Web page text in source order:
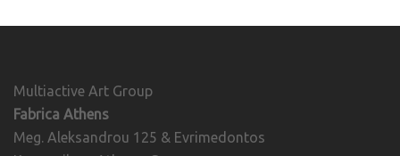
Multiactive Art Group
Fabrica Athens
Meg. Aleksandrou 125 & Evrimedontos